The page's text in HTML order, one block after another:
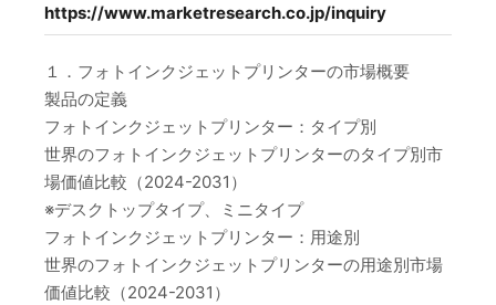
https://www.marketresearch.co.jp/inquiry
１．フォトインクジェットプリンターの市場概要
製品の定義
フォトインクジェットプリンター：タイプ別
世界のフォトインクジェットプリンターのタイプ別市
場価値比較（2024-2031）
※デスクトップタイプ、ミニタイプ
フォトインクジェットプリンター：用途別
世界のフォトインクジェットプリンターの用途別市場
価値比較（2024-2031）